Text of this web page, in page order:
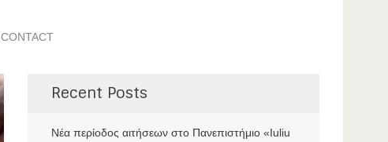
CONTACT
Recent Posts
Νέα περίοδος αιτήσεων στο Πανεπιστήμιο «Iuliu